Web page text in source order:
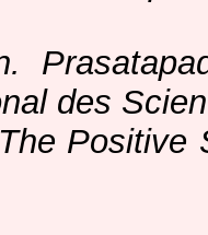
des
Positive